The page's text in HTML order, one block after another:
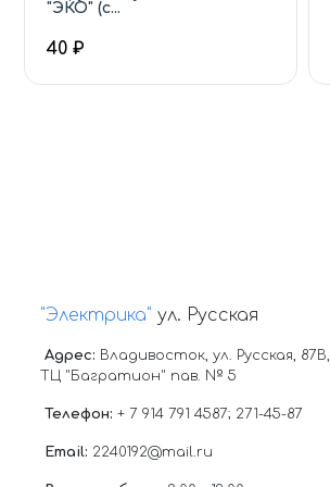
"ЭКО" (с...
40 ₽
"Электрика" ул. Русская
Адрес: Владивосток, ул. Русская, 87В,
ТЦ "Багратион" пав. № 5
Телефон: + 7 914 791 4587; 271-45-87
Email: 2240192@mail.ru